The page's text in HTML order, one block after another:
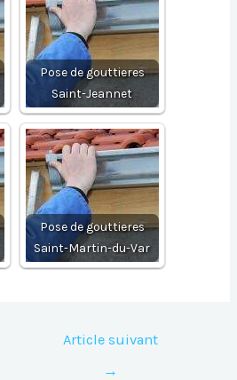
Pose de gouttieres
Saint-Jeannet
Pose de gouttieres
Saint-Martin-du-Var
Article suivant
→